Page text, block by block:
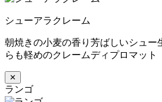
シューアラクレーム
朝焼きの小麦の香り芳ばしいシュー
らも軽めのクレームディプロマット
✕
ランゴ